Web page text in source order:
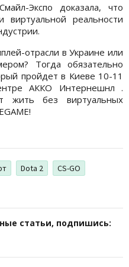
Экспо доказала, что
виртуальной реальности
отрасли в Украине или
Тогда обязательно
пройдет в Киеве 10-11
AККО Интернешнл .
без виртуальных
Dota 2
CS-GO
статьи, подпишись: